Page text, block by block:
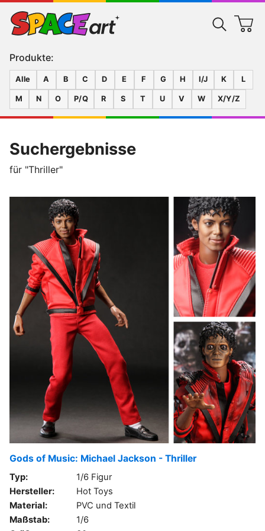
Produkte:
Alle A B C D E F G H I/J K L
M N O P/Q R S T U V W X/Y/Z
Suchergebnisse
für "Thriller"
Gods of Music: Michael Jackson - Thriller
Typ:
1/6 Figur
Hersteller:
Hot Toys
Material:
PVC und Textil
Maßstab:
1/6